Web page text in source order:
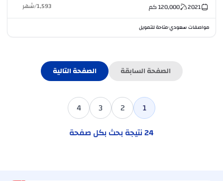
2021
120,000كم 1,593
/شهر
مواصفات سعودي•متاحة للتمويل
الصفحة السابقة الصفحة التالية
1
2
3
4
24نتيجة بحث بكل صفحة